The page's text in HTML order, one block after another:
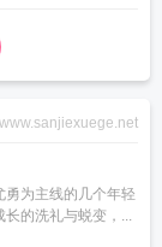
www.sanjiexuege.net
为主线的几个年轻
长的洗礼与蜕变，...